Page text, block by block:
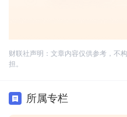
财联社声明：文章内容仅供参考，不
担。
所属专栏